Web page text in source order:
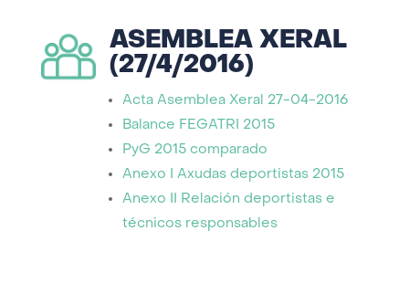
ASEMBLEA XERAL
(27/4/2016)
Acta Asemblea Xeral 27-04-2016
Balance FEGATRI 2015
PyG 2015 comparado
Anexo I Axudas deportistas 2015
Anexo II Relación deportistas e
técnicos responsables